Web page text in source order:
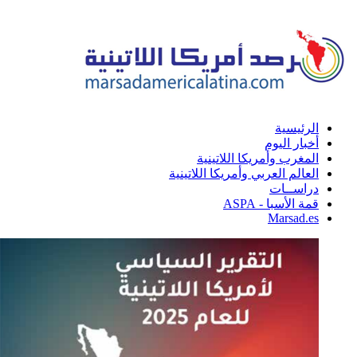
الرئيسية
أخبار اليوم
المغرب وأمريكا اللاتينية
العالم العربي وأمريكا اللاتينية
دراســات
قمة الأسبا - ASPA
Marsad.es